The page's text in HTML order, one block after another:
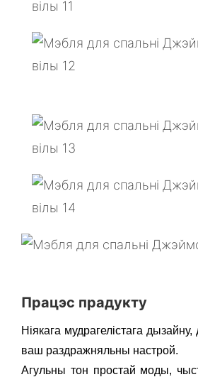
Працэс прадукту
Ніякага мудрагелістага
ваш раздражняльны настрой.
Агульны тон простай моды,